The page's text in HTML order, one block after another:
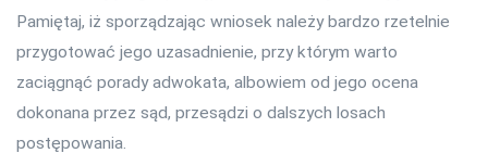
Pamiętaj, iż sporządzając wniosek należy bardzo rzetelnie
przygotować jego uzasadnienie, przy którym warto
zaciągnąć porady adwokata, albowiem od jego ocena
dokonana przez sąd, przesądzi o dalszych losach
postępowania.